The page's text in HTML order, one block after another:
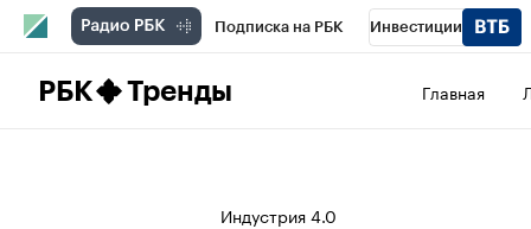
Подписка на РБК Инвестиции
РБК Тренды Главная
Индустрия 4.0